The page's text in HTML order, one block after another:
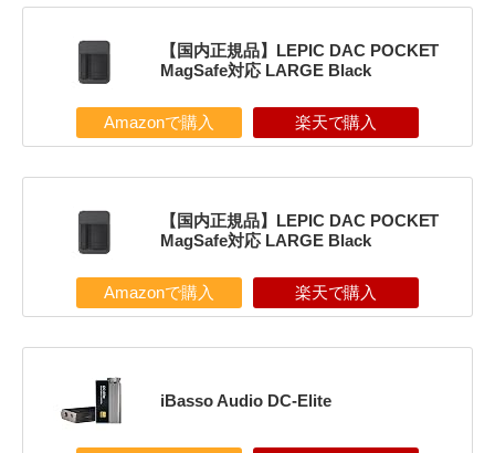
【国内正規品】LEPIC DAC POCKET
MagSafe対応 LARGE Black
Amazonで購入 楽天で購入
【国内正規品】LEPIC DAC POCKET
MagSafe対応 LARGE Black
Amazonで購入 楽天で購入
iBasso Audio DC-Elite